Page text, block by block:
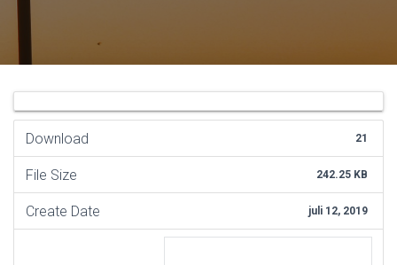
Download 21
File Size 242.25 KB
Create Date juli 12, 2019